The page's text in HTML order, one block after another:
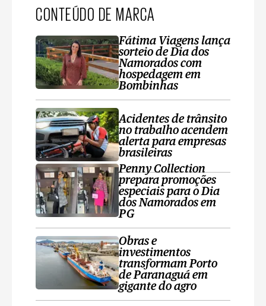
CONTEÚDO DE MARCA
Fátima Viagens lança
sorteio de Dia dos
Namorados com
hospedagem em
Bombinhas
Acidentes de trânsito
no trabalho acendem
alerta para empresas
brasileiras
Penny Collection
prepara promoções
especiais para o Dia
dos Namorados em
PG
Obras e
investimentos
transformam Porto
de Paranaguá em
gigante do agro